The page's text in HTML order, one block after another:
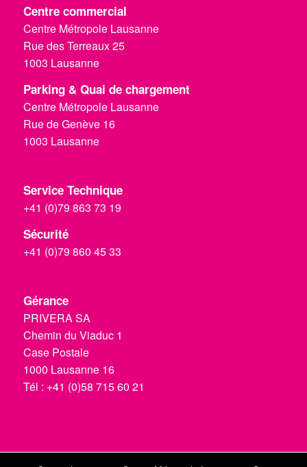
Centre commercial
Centre Métropole Lausanne
Rue des Terreaux 25
1003 Lausanne
Parking & Quai de chargement
Centre Métropole Lausanne
Rue de Genève 16
1003 Lausanne
Service Technique
+41 (0)79 863 73 19
Sécurité
+41 (0)79 860 45 33
Gérance
PRIVERA SA
Chemin du Viaduc 1
Case Postale
1000 Lausanne 16
Tél : +41 (0)58 715 60 21